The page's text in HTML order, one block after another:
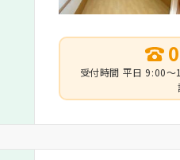
受付時間 平日 9:00